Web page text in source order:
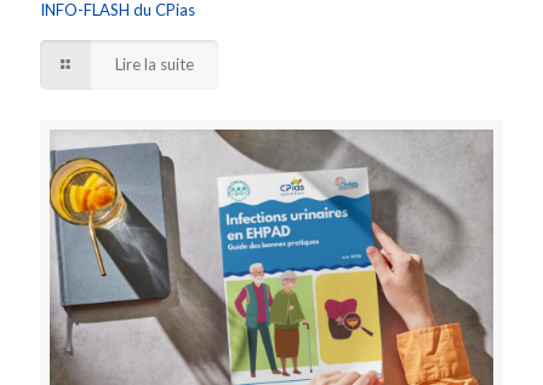
INFO-FLASH du CPias
Lire la suite